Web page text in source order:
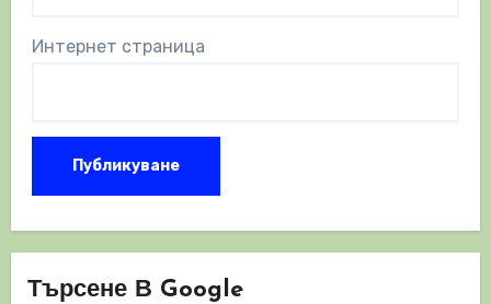
Интернет страница
Търсене В Google